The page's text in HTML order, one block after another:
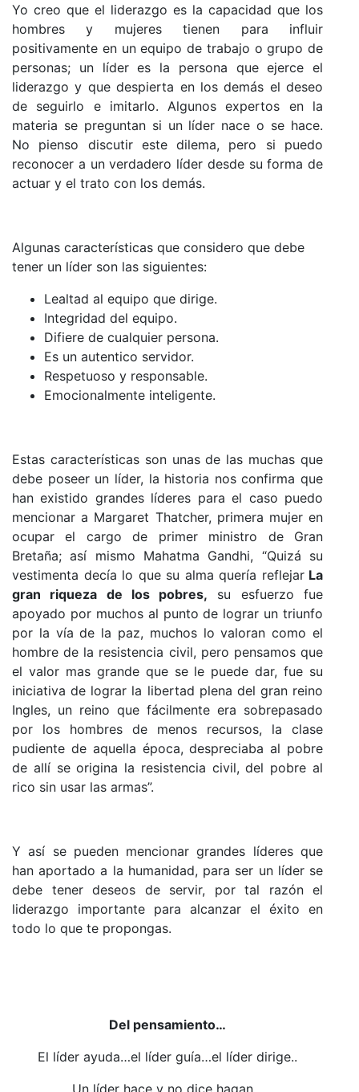
Yo creo que el liderazgo es la capacidad que los
hombres y mujeres tienen para influir
positivamente en un equipo de trabajo o grupo de
personas; un líder es la persona que ejerce el
liderazgo y que despierta en los demás el deseo
de seguirlo e imitarlo. Algunos expertos en la
materia se preguntan si un líder nace o se hace.
No pienso discutir este dilema, pero si puedo
reconocer a un verdadero líder desde su forma de
actuar y el trato con los demás.
Algunas características que considero que debe
tener un líder son las siguientes:
Lealtad al equipo que dirige.
Integridad del equipo.
Difiere de cualquier persona.
Es un autentico servidor.
Respetuoso y responsable.
Emocionalmente inteligente.
Estas características son unas de las muchas que
debe poseer un líder, la historia nos confirma que
han existido grandes líderes para el caso puedo
mencionar a Margaret Thatcher, primera mujer en
ocupar el cargo de primer ministro de Gran
Bretaña; así mismo Mahatma Gandhi, “Quizá su
vestimenta decía lo que su alma quería reflejarLa
gran riqueza de los pobres, su esfuerzo fue
apoyado por muchos al punto de lograr un triunfo
por la vía de la paz, muchos lo valoran como el
hombre de la resistencia civil, pero pensamos que
el valor mas grande que se le puede dar, fue su
iniciativa de lograr la libertad plena del gran reino
Ingles, un reino que fácilmente era sobrepasado
por los hombres de menos recursos, la clase
pudiente de aquella época, despreciaba al pobre
de allí se origina la resistencia civil, del pobre al
rico sin usar las armas”.
Y así se pueden mencionar grandes líderes que
han aportado a la humanidad, para ser un líder se
debe tener deseos de servir, por tal razón el
liderazgo importante para alcanzar el éxito en
todo lo que te propongas.
Del pensamiento…
El líder ayuda…el líder guía…el líder dirige..
Un líder hace y no dice hagan…